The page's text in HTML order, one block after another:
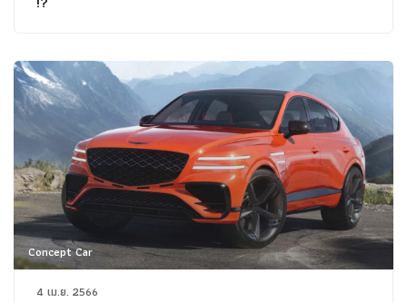
Concept Car
4 เม.ย. 2566